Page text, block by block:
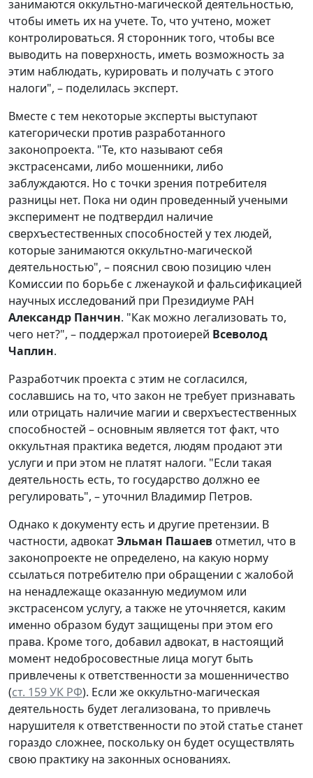
занимаются оккультно-магической деятельностью,
чтобы иметь их на учете. То, что учтено, может
контролироваться. Я сторонник того, чтобы все
выводить на поверхность, иметь возможность за
этим наблюдать, курировать и получать с этого
налоги", – поделилась эксперт.
Вместе с тем некоторые эксперты выступают
категорически против разработанного
законопроекта. "Те, кто называют себя
экстрасенсами, либо мошенники, либо
заблуждаются. Но с точки зрения потребителя
разницы нет. Пока ни один проведенный учеными
эксперимент не подтвердил наличие
сверхъестественных способностей у тех людей,
которые занимаются оккультно-магической
деятельностью", – пояснил свою позицию член
Комиссии по борьбе с лженаукой и фальсификацией
научных исследований при Президиуме РАН
Александр Панчин. "Как можно легализовать то,
чего нет?", – поддержал протоиерей Всеволод
Чаплин.
Разработчик проекта с этим не согласился,
сославшись на то, что закон не требует признавать
или отрицать наличие магии и сверхъестественных
способностей – основным является тот факт, что
оккультная практика ведется, людям продают эти
услуги и при этом не платят налоги. "Если такая
деятельность есть, то государство должно ее
регулировать", – уточнил Владимир Петров.
Однако к документу есть и другие претензии. В
частности, адвокатЭльман Пашаев отметил, что в
законопроекте не определено, на какую норму
ссылаться потребителю при обращении с жалобой
на ненадлежаще оказанную медиумом или
экстрасенсом услугу, а также не уточняется, каким
именно образом будут защищены при этом его
права. Кроме того, добавил адвокат, в настоящий
момент недобросовестные лица могут быть
привлечены к ответственности за мошенничество
(ст. 159 УК РФ). Если же оккультно-магическая
деятельность будет легализована, то привлечь
нарушителя к ответственности по этой статье станет
гораздо сложнее, поскольку он будет осуществлять
свою практику на законных основаниях.